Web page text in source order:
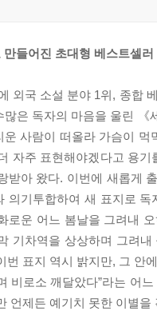
들어진 초대형 베스트셀
외국 소설 분야 1위, 종합
은 독자의 마음을 울린 《
사람이 떠올라 가슴이
자주 표현해야겠다고 용
받아 왔다. 이번에 새롭게
의기투합하여 새 표지로
로운 어느 봄날을 그려내
기차역을 상상하며 그려
번 표지 역시 밝지만, 그 안
비로소 깨달았다”라는 어
언제든 예기치 못한 이별